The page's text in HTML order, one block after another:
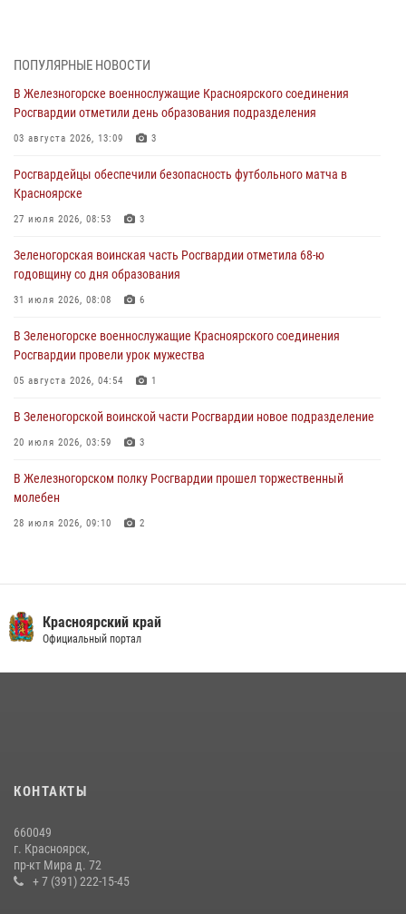
05 августа 2026, 04:52 1
В Красноярске сотрудники вневедомственной охраны Росгвардии
задержали подозреваемого в серии краж из гипермаркета
04 августа 2026, 09:57
Сотрудники Росгвардии обеспечили общественный порядок во
время проведения экстремального заплыва в Дудинке
04 августа 2026, 08:36
В Красноярске сотрудники Росгвардии задержали подозреваемого
в серии краж из супермаркета
04 августа 2026, 06:50
Военнослужащие Красноярского соединения Росгвардии
познакомили отдыхающих детей с тонкостями РХБ защиты
03 августа 2026, 13:12 2
ПОПУЛЯРНЫЕ НОВОСТИ
В Железногорске военнослужащие Красноярского соединения
Росгвардии отметили день образования подразделения
03 августа 2026, 13:09 3
Росгвардейцы обеспечили безопасность футбольного матча в
Красноярске
27 июля 2026, 08:53 3
Зеленогорская воинская часть Росгвардии отметила 68-ю
годовщину со дня образования
31 июля 2026, 08:08 6
В Зеленогорске военнослужащие Красноярского соединения
Росгвардии провели урок мужества
05 августа 2026, 04:54 1
В Зеленогорской воинской части Росгвардии новое подразделение
20 июля 2026, 03:59 3
В Железногорском полку Росгвардии прошел торжественный
молебен
28 июля 2026, 09:10 2
10 июля 2026, 06:18 4
Военнослужащие Росгвардии железногорской воинской части
Росгвардии получили штатное вооружение
10 июля 2026, 06:21
празднования 70-летия города
21 июля 2026, 01:41
Красноярский край
Официальный портал
КОНТАКТЫ
660049
г. Красноярск,
пр-кт Мира д. 72
+ 7 (391) 222-15-45